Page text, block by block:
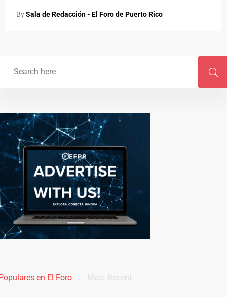
BySala de Redacción - El Foro de Puerto Rico
en El Foro Most Recent